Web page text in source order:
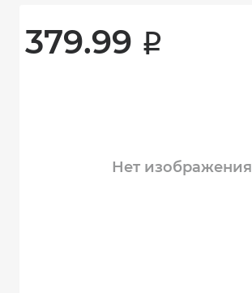
379.99 i
Нет изображения